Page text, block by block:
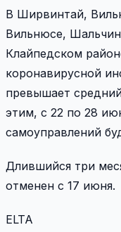
В Ширвинтай,
Вильнюсе,
Клайпедском
коронавирусной
превышает
этим, с 22 по 28
самоуправлений
Длившийся три
отменен с 17 июня.
ELTA